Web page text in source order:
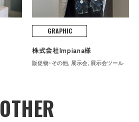
GRAPHIC
株式会社Impiana様
販促物･その他, 展示会, 展示会ツール
OTHER